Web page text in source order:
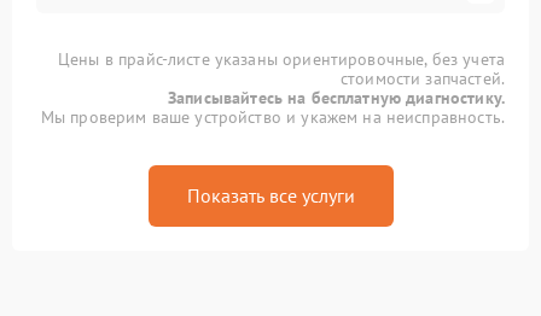
Цены в прайс-листе указаны ориентировочные, без учета
стоимости запчастей.
Записывайтесь на бесплатную диагностику.
Мы проверим ваше устройство и укажем на неисправность.
Показать все услуги